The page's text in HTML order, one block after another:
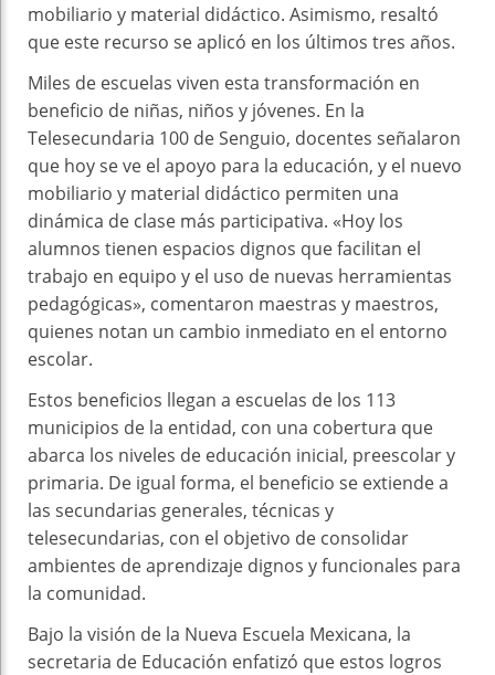
mobiliario y material didáctico. Asimismo, resaltó
que este recurso se aplicó en los últimos tres años.
Miles de escuelas viven esta transformación en
beneficio de niñas, niños y jóvenes. En la
Telesecundaria 100 de Senguio, docentes señalaron
que hoy se ve el apoyo para la educación, y el nuevo
mobiliario y material didáctico permiten una
dinámica de clase más participativa. «Hoy los
alumnos tienen espacios dignos que facilitan el
trabajo en equipo y el uso de nuevas herramientas
pedagógicas», comentaron maestras y maestros,
quienes notan un cambio inmediato en el entorno
escolar.
Estos beneficios llegan a escuelas de los 113
municipios de la entidad, con una cobertura que
abarca los niveles de educación inicial, preescolar y
primaria. De igual forma, el beneficio se extiende a
las secundarias generales, técnicas y
telesecundarias, con el objetivo de consolidar
ambientes de aprendizaje dignos y funcionales para
la comunidad.
Bajo la visión de la Nueva Escuela Mexicana, la
secretaria de Educación enfatizó que estos logros